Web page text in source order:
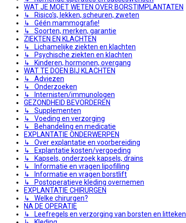
WAT JE MOET WETEN OVER BORSTIMPLANTATEN
↳ Risico's, lekken, scheuren, zweten
↳ Géén mammografie!
↳ Soorten, merken, garantie
ZIEKTEN EN KLACHTEN
↳ Lichamelijke ziekten en klachten
↳ Psychische ziekten en klachten
↳ Kinderen, hormonen, overgang
WAT TE DOEN BIJ KLACHTEN
↳ Adviezen
↳ Onderzoeken
↳ Internisten/immunologen
GEZONDHEID BEVORDEREN
↳ Supplementen
↳ Voeding en verzorging
↳ Behandeling en medicatie
EXPLANTATIE ONDERWERPEN
↳ Over explantatie en voorbereiding
↳ Explantatie kosten/vergoeding
↳ Kapsels, onderzoek kapsels, drains
↳ Informatie en vragen lipofilling
↳ Informatie en vragen borstlift
↳ Postoperatieve kleding overnemen
EXPLANTATIE CHIRURGEN
↳ Welke chirurgen?
NA DE OPERATIE
↳ Leefregels en verzorging van borsten en litteken